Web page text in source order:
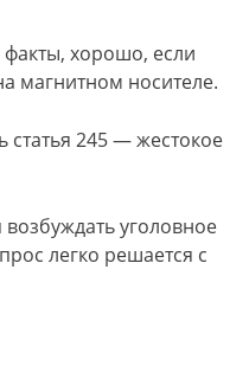
хорошо, если
магнитном носителе.
статья 245 — жестокое
уголовное
легко решается с